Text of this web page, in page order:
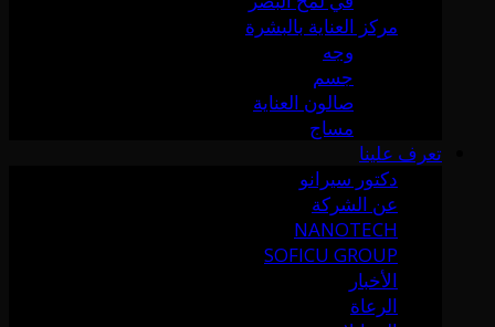
مركز العناية بالبشرة
وجه
جسم
صالون العناية
مساج
تعرف علينا
دكتور سيرانو
عن الشركة
NANOTECH
SOFICU GROUP
الأخبار
الرعاة